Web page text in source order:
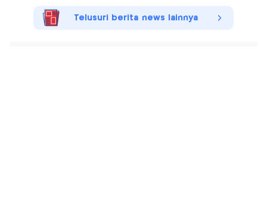
Telusuri berita news lainnya